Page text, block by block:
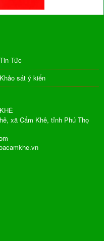
Tin Tức
Khảo sát ý kiến
xã Cẩm Khê, tỉnh Phú Thọ